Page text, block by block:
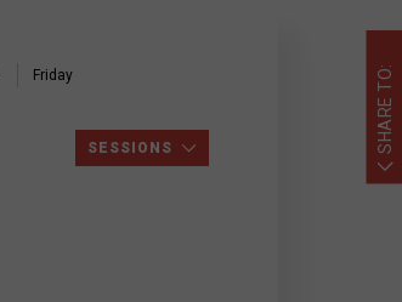
Friday
SESSIONS SHARE TO: